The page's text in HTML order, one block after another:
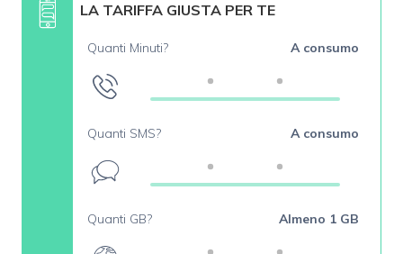
LA TARIFFA GIUSTA PER TE
Quanti Minuti? A consumo
Quanti SMS? A consumo
Quanti GB? Almeno 1 GB